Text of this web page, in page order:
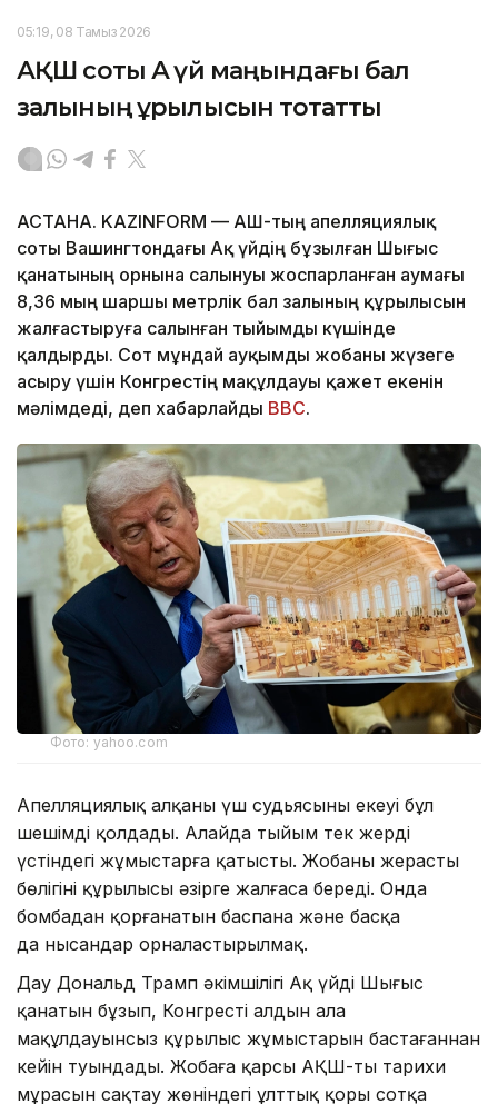
05:19, 08 Тамыз 2026
АҚШ соты Ақ үй маңындағы бал
залының құрылысын тоқтатты
АСТАНА. KAZINFORM — АҚШ-тың апелляциялық
соты Вашингтондағы Ақ үйдің бұзылған Шығыс
қанатының орнына салынуы жоспарланған аумағы
8,36 мың шаршы метрлік бал залының құрылысын
жалғастыруға салынған тыйымды күшінде
қалдырды. Сот мұндай ауқымды жобаны жүзеге
асыру үшін Конгрестің мақұлдауы қажет екенін
мәлімдеді, деп хабарлайды BBC.
Фото: yahoo.com
Апелляциялық алқаның үш судьясының екеуі бұл
шешімді қолдады. Алайда тыйым тек жердің
үстіндегі жұмыстарға қатысты. Жобаның жерасты
бөлігінің құрылысы әзірге жалғаса береді. Онда
бомбадан қорғанатын баспана және басқа
да нысандар орналастырылмақ.
Дау Дональд Трамп әкімшілігі Ақ үйдің Шығыс
қанатын бұзып, Конгрестің алдын ала
мақұлдауынсыз құрылыс жұмыстарын бастағаннан
кейін туындады. Жобаға қарсы АҚШ-тың тарихи
мұрасын сақтау жөніндегі ұлттық қоры сотқа